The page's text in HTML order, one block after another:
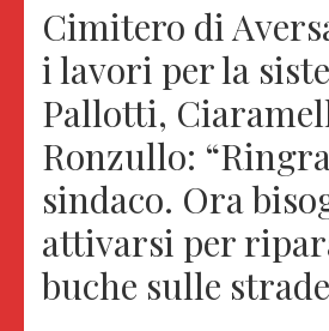
Cimitero di
i lavori per la
Pallotti,
Ronzullo:
sindaco. Ora
attivarsi per
buche sulle